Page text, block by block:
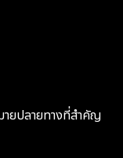
ยปลายทางที่สำคัญ